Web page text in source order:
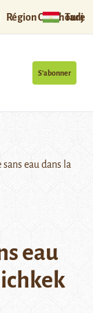
Région Ouïghoure
S’abonner
eau dans la
eau